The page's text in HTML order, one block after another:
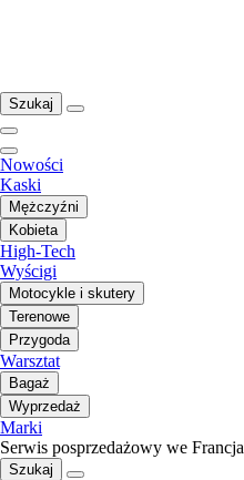
Szukaj
Nowości
Kaski
Mężczyźni
Kobieta
High-Tech
Wyścigi
Motocykle i skutery
Terenowe
Przygoda
Warsztat
Bagaż
Wyprzedaż
Marki
Serwis posprzedażowy we Francja
Szukaj